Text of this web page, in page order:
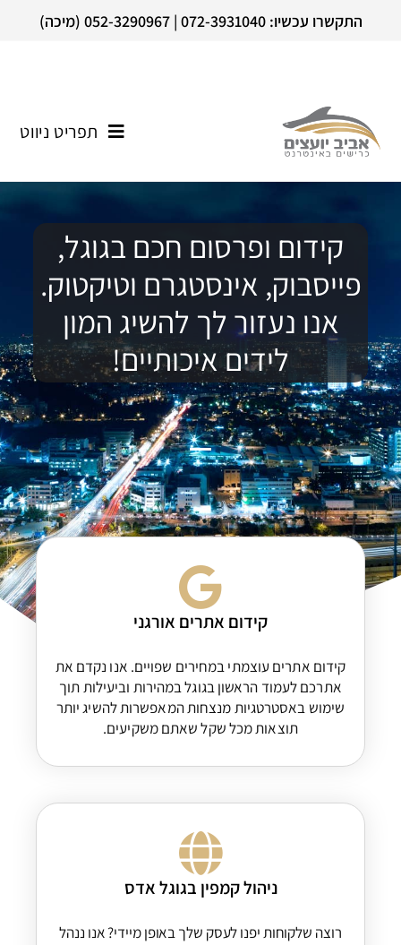
התקשרו עכשיו: 072-3931040 | 052-3290967 (מיכה)
תפריט ניווט
קידום ופרסום חכם בגוגל,
פייסבוק, אינסטגרם וטיקטוק.
אנו נעזור לך להשיג המון
לידים איכותיים!
קידום אתרים אורגני
קידום אתרים עוצמתי במחירים שפויים. אנו נקדם את
אתרכם לעמוד הראשון בגוגל במהירות וביעילות תוך
שימוש באסטרטגיות מנצחות המאפשרות להשיג יותר
תוצאות מכל שקל שאתם משקיעים.
ניהול קמפין בגוגל אדס
רוצה שלקוחות יפנו לעסק שלך באופן מיידי? אנו ננהל